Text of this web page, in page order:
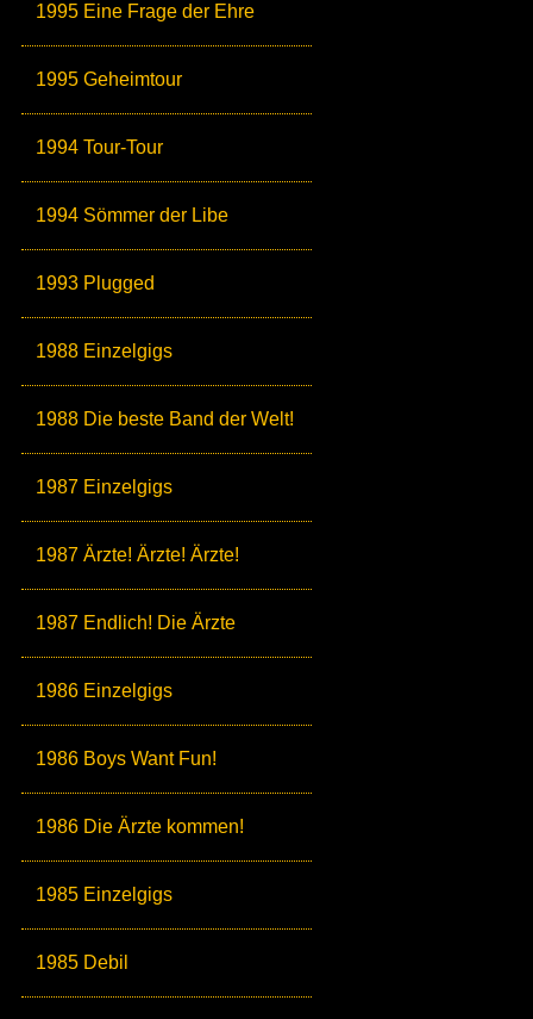
1995 Eine Frage der Ehre
1995 Geheimtour
1994 Tour-Tour
1994 Sömmer der Libe
1993 Plugged
1988 Einzelgigs
1988 Die beste Band der Welt!
1987 Einzelgigs
1987 Ärzte! Ärzte! Ärzte!
1987 Endlich! Die Ärzte
1986 Einzelgigs
1986 Boys Want Fun!
1986 Die Ärzte kommen!
1985 Einzelgigs
1985 Debil